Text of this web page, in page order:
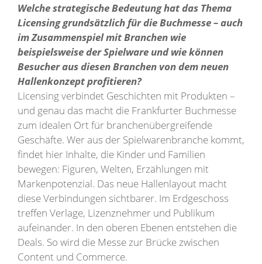
Welche strategische Bedeutung hat das Thema
Licensing grundsätzlich für die Buchmesse – auch
im Zusammenspiel mit Branchen wie
beispielsweise der Spielware und wie können
Besucher aus diesen Branchen von dem neuen
Hallenkonzept profitieren?
Licensing verbindet Geschichten mit Produkten –
und genau das macht die Frankfurter Buchmesse
zum idealen Ort für branchenübergreifende
Geschäfte. Wer aus der Spielwarenbranche kommt,
findet hier Inhalte, die Kinder und Familien
bewegen: Figuren, Welten, Erzählungen mit
Markenpotenzial. Das neue Hallenlayout macht
diese Verbindungen sichtbarer. Im Erdgeschoss
treffen Verlage, Lizenznehmer und Publikum
aufeinander. In den oberen Ebenen entstehen die
Deals. So wird die Messe zur Brücke zwischen
Content und Commerce.